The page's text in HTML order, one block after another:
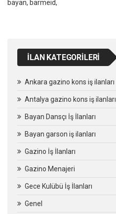
bayan, barmeid,
İLAN KATEGORILERI
Ankara gazino kons iş ilanları
Antalya gazino kons iş ilanları
Bayan Dansçı İş İlanları
Bayan garson iş ilanları
Gazino İş İlanları
Gazino Menajeri
Gece Kulübü İş İlanları
Genel